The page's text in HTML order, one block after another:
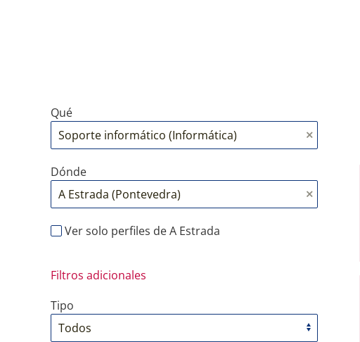
Qué
Dónde
Ver solo perfiles de A Estrada
Filtros adicionales
Tipo